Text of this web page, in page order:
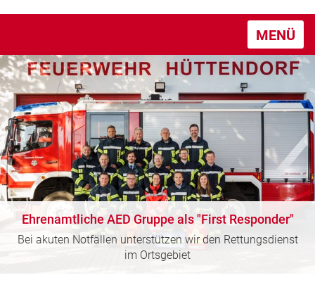
MENÜ
Ehrenamtliche AED Gruppe als "First Responder"
Bei akuten Notfällen unterstützen wir den Rettungsdienst
im Ortsgebiet